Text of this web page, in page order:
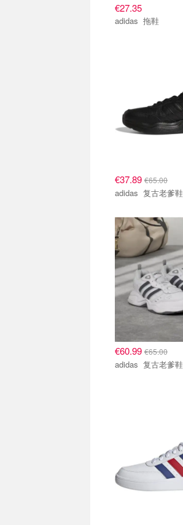
€27.35
adidas 拖鞋
€37.89 €65.00
adidas 复古老爹鞋
€60.99 €65.00
adidas 复古老爹鞋